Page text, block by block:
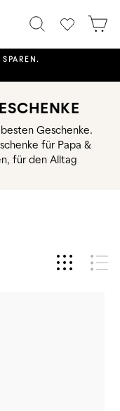
SUCHE
Geschenke.
für Papa &
für den Alltag